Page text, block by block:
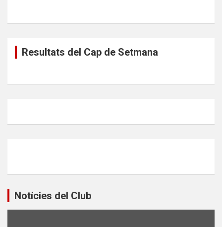
Resultats del Cap de Setmana
Notícies del Club